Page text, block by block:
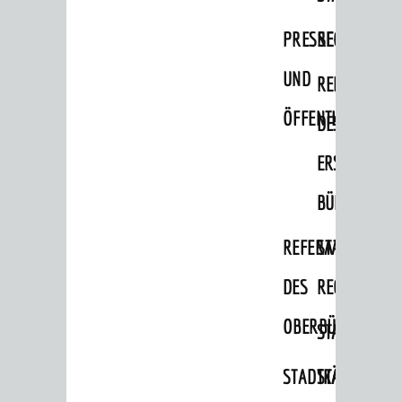
PRESSE-
UND REFERAT
DES
ERSTEN
REFERAT
DES
STABSSTELLE
RECHT
STADTKÄMMEREI
Vermiete doch an deine Stadt